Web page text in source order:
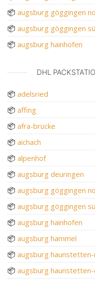
📦 augsburg göggingen
📦 augsburg göggingen
📦 augsburg hainhofen
DHL
📦 adelsried
📦 affing
📦 afra-brücke
📦 aichach
📦 alpenhof
📦 augsburg deuringen
📦 augsburg göggingen
📦 augsburg göggingen
📦 augsburg hainhofen
📦 augsburg hammel
📦 augsburg
📦 augsburg